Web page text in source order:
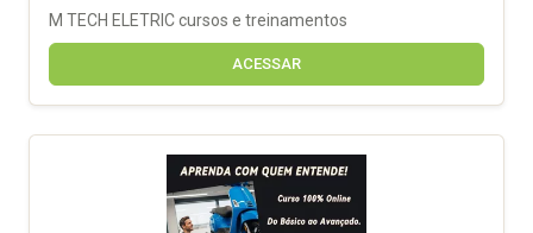
M TECH ELETRIC cursos e treinamentos
ACESSAR